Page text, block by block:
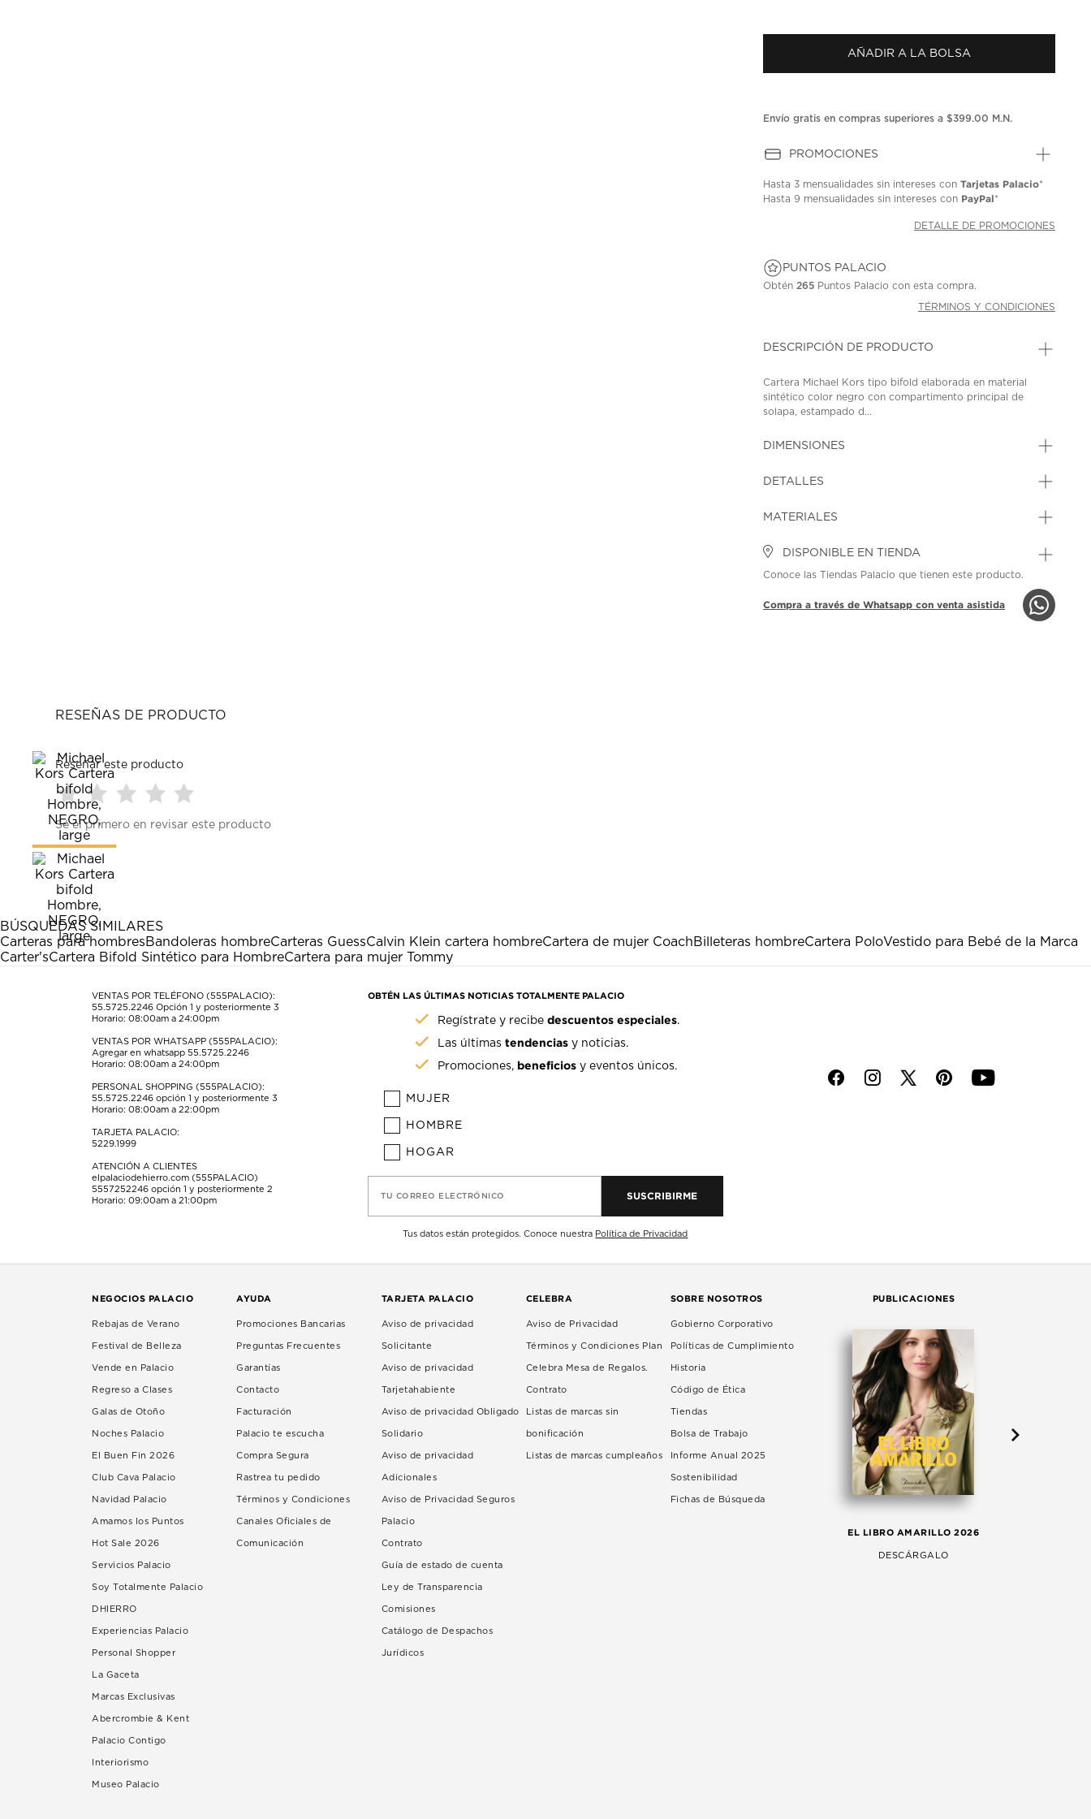
en
la
página.
AÑADIR A LA BOLSA
Envío gratis en compras superiores a $399.00 M.N.
PROMOCIONES
Hasta 3 mensualidades sin intereses conTarjetas Palacio*
Hasta9 mensualidades sin intereses con PayPal*
DETALLE DE PROMOCIONES
PUNTOS PALACIO
Obtén 265 Puntos Palacio con esta compra.
TÉRMINOS Y CONDICIONES
DESCRIPCIÓN DE PRODUCTO
Cartera Michael Kors tipo bifold elaborada en material
sintético color negro con compartimento principal de
solapa, estampado d...
DIMENSIONES
DETALLES
MATERIALES
DISPONIBLE EN TIENDA
Conoce las Tiendas Palacio que tienen este producto.
Compra a través de Whatsapp con venta asistida
RESEÑAS DE PRODUCTO
Reseñar este producto
Seleccionar
para
calificar
el
artículo
con
1
estrella
Esta
acción
abrirá
formulario
Seleccionar
para
calificar
el
artículo
con
2
estrellas.
Esta
acción
abrirá
formulario
de
para
calificar
artículo
estrellas.
Esta
acción
abrirá
formulario
de
para
estrellas.
Esta
acción
abrirá
formulario
de
para
Esta
acción
abrirá
formulario
de
envío.
Sé el primero en revisar este producto
BÚSQUEDAS SIMILARES
Carteras para hombresBandoleras hombreCarteras GuessCalvin Klein cartera hombreCartera de mujer CoachBilleteras hombreCartera PoloVestido para Bebé de la Marca
Carter'sCartera Bifold Sintético para HombreCartera para mujer Tommy
VENTAS POR TELÉFONO (555PALACIO):
55.5725.2246 Opción 1 y posteriormente 3
Horario: 08:00am a 24:00pm
VENTAS POR WHATSAPP (555PALACIO):
Agregar en whatsapp 55.5725.2246
Horario: 08:00am a 24:00pm
PERSONAL SHOPPING (555PALACIO):
55.5725.2246 opción 1 y posteriormente 3
Horario: 08:00am a 22:00pm
TARJETA PALACIO:
5229.1999
ATENCIÓN A CLIENTES
elpalaciodehierro.com (555PALACIO)
5557252246 opción 1 y posteriormente 2
Horario: 09:00am a 21:00pm
OBTÉN LAS ÚLTIMAS NOTICIAS TOTALMENTE PALACIO
Regístrate y recibedescuentos especiales.
Las últimastendencias y noticias.
Promociones, beneficios y eventos únicos.
MUJER
HOMBRE
HOGAR
TU CORREO ELECTRÓNICO SUSCRIBIRME
Tus datos están protegidos. Conoce nuestra Política de Privacidad
f i p y
NEGOCIOS PALACIO
Rebajas de Verano
Festival de Belleza
Vende en Palacio
Regreso a Clases
Galas de Otoño
Noches Palacio
El Buen Fin 2026
Club Cava Palacio
Navidad Palacio
Amamos los Puntos
Hot Sale 2026
Servicios Palacio
Soy Totalmente Palacio
DHIERRO
Experiencias Palacio
Personal Shopper
La Gaceta
Marcas Exclusivas
Abercrombie & Kent
Palacio Contigo
Interiorismo
Museo Palacio
AYUDA
Promociones Bancarias
Preguntas Frecuentes
Garantías
Contacto
Facturación
Palacio te escucha
Compra Segura
Rastrea tu pedido
Términos y Condiciones
Canales Oficiales de
Comunicación
TARJETA PALACIO
Aviso de privacidad
Solicitante
Aviso de privacidad
Tarjetahabiente
Aviso de privacidad Obligado
Solidario
Aviso de privacidad
Adicionales
Aviso de Privacidad Seguros
Palacio
Contrato
Guía de estado de cuenta
Ley de Transparencia
Comisiones
Catálogo de Despachos
Jurídicos
CELEBRA
Aviso de Privacidad
Términos y Condiciones Plan
Celebra Mesa de Regalos.
Contrato
Listas de marcas sin
bonificación
Listas de marcas cumpleaños
SOBRE NOSOTROS
Gobierno Corporativo
Políticas de Cumplimiento
Historia
Código de Ética
Tiendas
Bolsa de Trabajo
Informe Anual 2025
Sostenibilidad
Fichas de Búsqueda
PUBLICACIONES
EL LIBRO AMARILLO 2026
DESCÁRGALO